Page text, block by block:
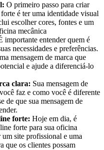
O primeiro passo para criar
é ter uma identidade visual
escolher cores, fontes e um
mecânica
importante entender quem é
necessidades e preferências.
mensagem de marca que
e ajude a diferenciá-lo
clara: Sua mensagem de
faz e como você é diferente
de que sua mensagem de
forte: Hoje em dia, é
forte para sua oficina
site profissional e uma
que os clientes possam